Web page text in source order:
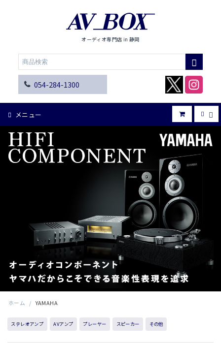
オーディオ専門店 in 静岡
054-284-1300
メニュー
ホーム / YAMAHA
ステレオアンプ AVアンプ プレーヤー スピーカー その他